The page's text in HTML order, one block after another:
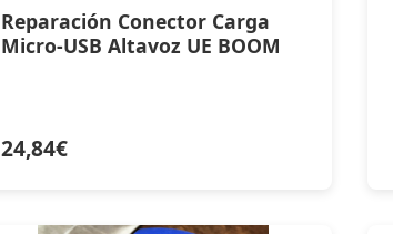
Reparación Conector Carga
Micro-USB Altavoz UE BOOM
24,84€